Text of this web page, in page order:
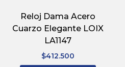
Reloj Dama Acero
Cuarzo Elegante LOIX
LA1147
$412.500